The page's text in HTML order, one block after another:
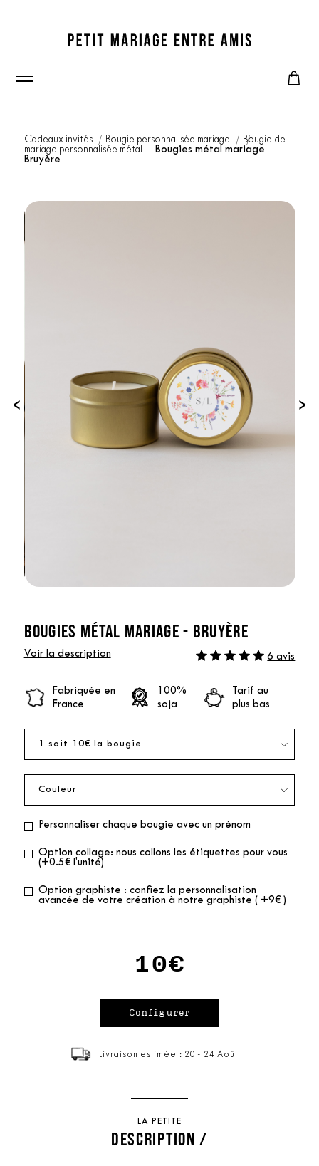
Cadeaux invités Bougie personnalisée mariage
Bougie de
mariage personnalisée métal
Bougies métal mariage
Bruyère
‹ ›
BOUGIES MÉTAL MARIAGE - BRUYÈRE
Voir la description 6 avis
Fabriquée en
France
100%
soja
Tarif au
plus bas
Personnaliser chaque bougie avec un prénom
Option collage: nous collons les étiquettes pour vous
(+0.5€ l'unité)
Option graphiste : confiez la personnalisation
avancée de votre création à notre graphiste ( +9€ )
10€
Livraison estimée : 20 - 24 Août
LA PETITE
DESCRIPTION /